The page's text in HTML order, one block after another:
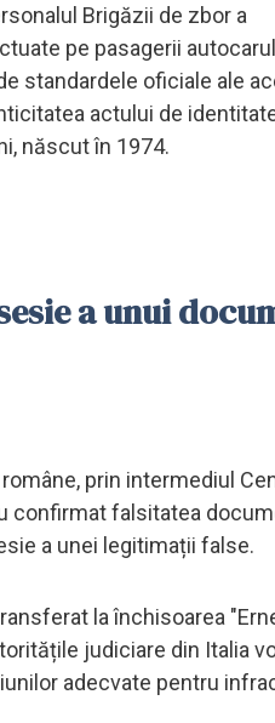
Brigăzii de zbor a
pe pasagerii
standardele oficiale ale
actului de
născut în 1974.
a unui
prin intermediul
confirmat falsitatea
a unei legitimații false.
la închisoarea
judiciare din Italia
adecvate pentru